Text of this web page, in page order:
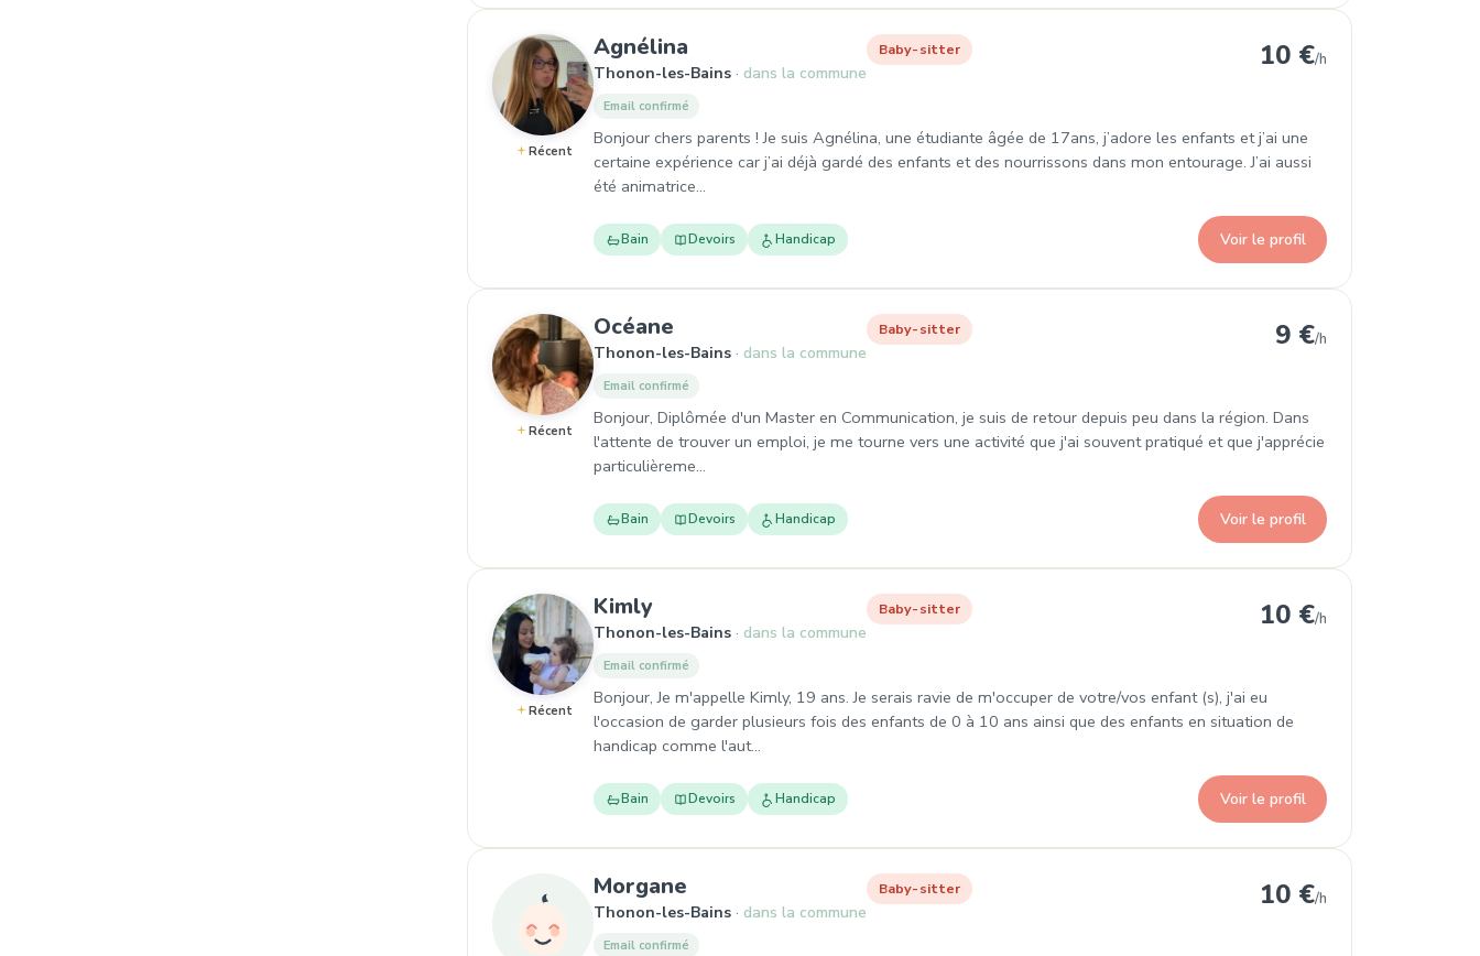
Récent
Agnélina , Baby-sitter à Thonon-les-Bains
Thonon-les-Bains dans la commune
Baby-sitter 10 €/h
Email confirmé
Bonjour chers parents ! Je suis Agnélina, une étudiante âgée de 17ans, j’adore les enfants et j’ai une
certaine expérience car j’ai déjà gardé des enfants et des nourrissons dans mon entourage. J’ai aussi
été animatrice…
Bain Devoirs Handicap Voir le profil
Récent
Océane , Baby-sitter à Thonon-les-Bains
Thonon-les-Bains dans la commune
Baby-sitter 9 €/h
Email confirmé
Bonjour, Diplômée d'un Master en Communication, je suis de retour depuis peu dans la région. Dans
l'attente de trouver un emploi, je me tourne vers une activité que j'ai souvent pratiqué et que j'apprécie
particulièreme…
Bain Devoirs Handicap Voir le profil
Récent
Kimly, Baby-sitter à Thonon-les-Bains
Thonon-les-Bains dans la commune
Baby-sitter 10 €/h
Email confirmé
Bonjour, Je m'appelle Kimly, 19 ans. Je serais ravie de m'occuper de votre/vos enfant (s), j'ai eu
l'occasion de garder plusieurs fois des enfants de 0 à 10 ans ainsi que des enfants en situation de
handicap comme l'aut…
Bain Devoirs Handicap Voir le profil
Morgane , Baby-sitter à Thonon-les-Bains
Thonon-les-Bains dans la commune
Baby-sitter 10 €/h
Email confirmé